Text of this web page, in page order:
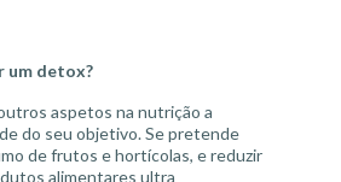
um detox?
aspetos na nutrição a
do seu objetivo. Se pretende
de frutos e hortícolas, e reduzir
alimentares ultra